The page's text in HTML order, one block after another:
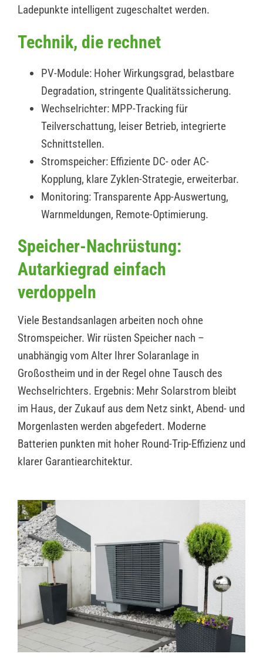
Ladepunkte intelligent zugeschaltet werden.
Technik, die rechnet
PV-Module: Hoher Wirkungsgrad, belastbare
Degradation, stringente Qualitätssicherung.
Wechselrichter: MPP-Tracking für
Teilverschattung, leiser Betrieb, integrierte
Schnittstellen.
Stromspeicher: Effiziente DC- oder AC-
Kopplung, klare Zyklen-Strategie, erweiterbar.
Monitoring: Transparente App-Auswertung,
Warnmeldungen, Remote-Optimierung.
Speicher-Nachrüstung:
Autarkiegrad einfach
verdoppeln
Viele Bestandsanlagen arbeiten noch ohne
Stromspeicher. Wir rüsten Speicher nach –
unabhängig vom Alter Ihrer Solaranlage in
Großostheim und in der Regel ohne Tausch des
Wechselrichters. Ergebnis: Mehr Solarstrom bleibt
im Haus, der Zukauf aus dem Netz sinkt, Abend- und
Morgenlasten werden abgefedert. Moderne
Batterien punkten mit hoher Round-Trip-Effizienz und
klarer Garantiearchitektur.